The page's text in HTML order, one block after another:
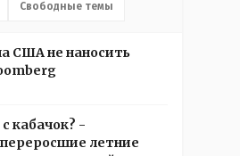
Свободные темы
США не наносить
кабачок? -
летние